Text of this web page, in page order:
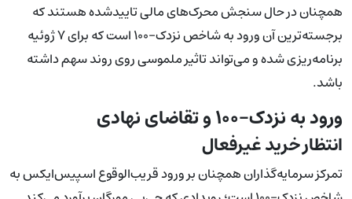
همچنان در حال سنجش محرک‌های مالی تاییدشده هستند که
برجسته‌ترین آن ورود به شاخص نزدک-۱۰۰ است که برای ۷ ژوئیه
برنامه‌ریزی شده و می‌تواند تاثیر ملموسی روی روند سهم داشته
باشد.
ورود به نزدک-۱۰۰ و تقاضای نهادی
انتظار خرید غیرفعال
تمرکز سرمایه‌گذاران همچنان بر ورود قریب‌الوقوع اسپیس‌ایکس به